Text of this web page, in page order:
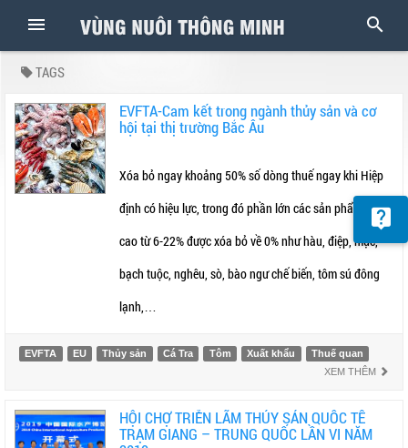
TAGS
EVFTA-Cam kết trong ngành thủy sản và cơ
hội tại thị trường Bắc Âu
Xóa bỏ ngay khoảng 50% số dòng thuế ngay khi Hiệp
định có hiệu lực, trong đó phần lớn các sản phẩm thuế
cao từ 6-22% được xóa bỏ về 0% như hàu, điệp, mực,
bạch tuộc, nghêu, sò, bào ngư chế biến, tôm sú đông
lạnh,…
EVFTA EU Thủy sản Cá Tra Tôm Xuất khẩu
Thuế quan
XEM THÊM
HỘI CHỢ TRIỄN LÃM THỦY SẢN QUỐC TẾ
TRẠM GIANG – TRUNG QUỐC LẦN VI NĂM